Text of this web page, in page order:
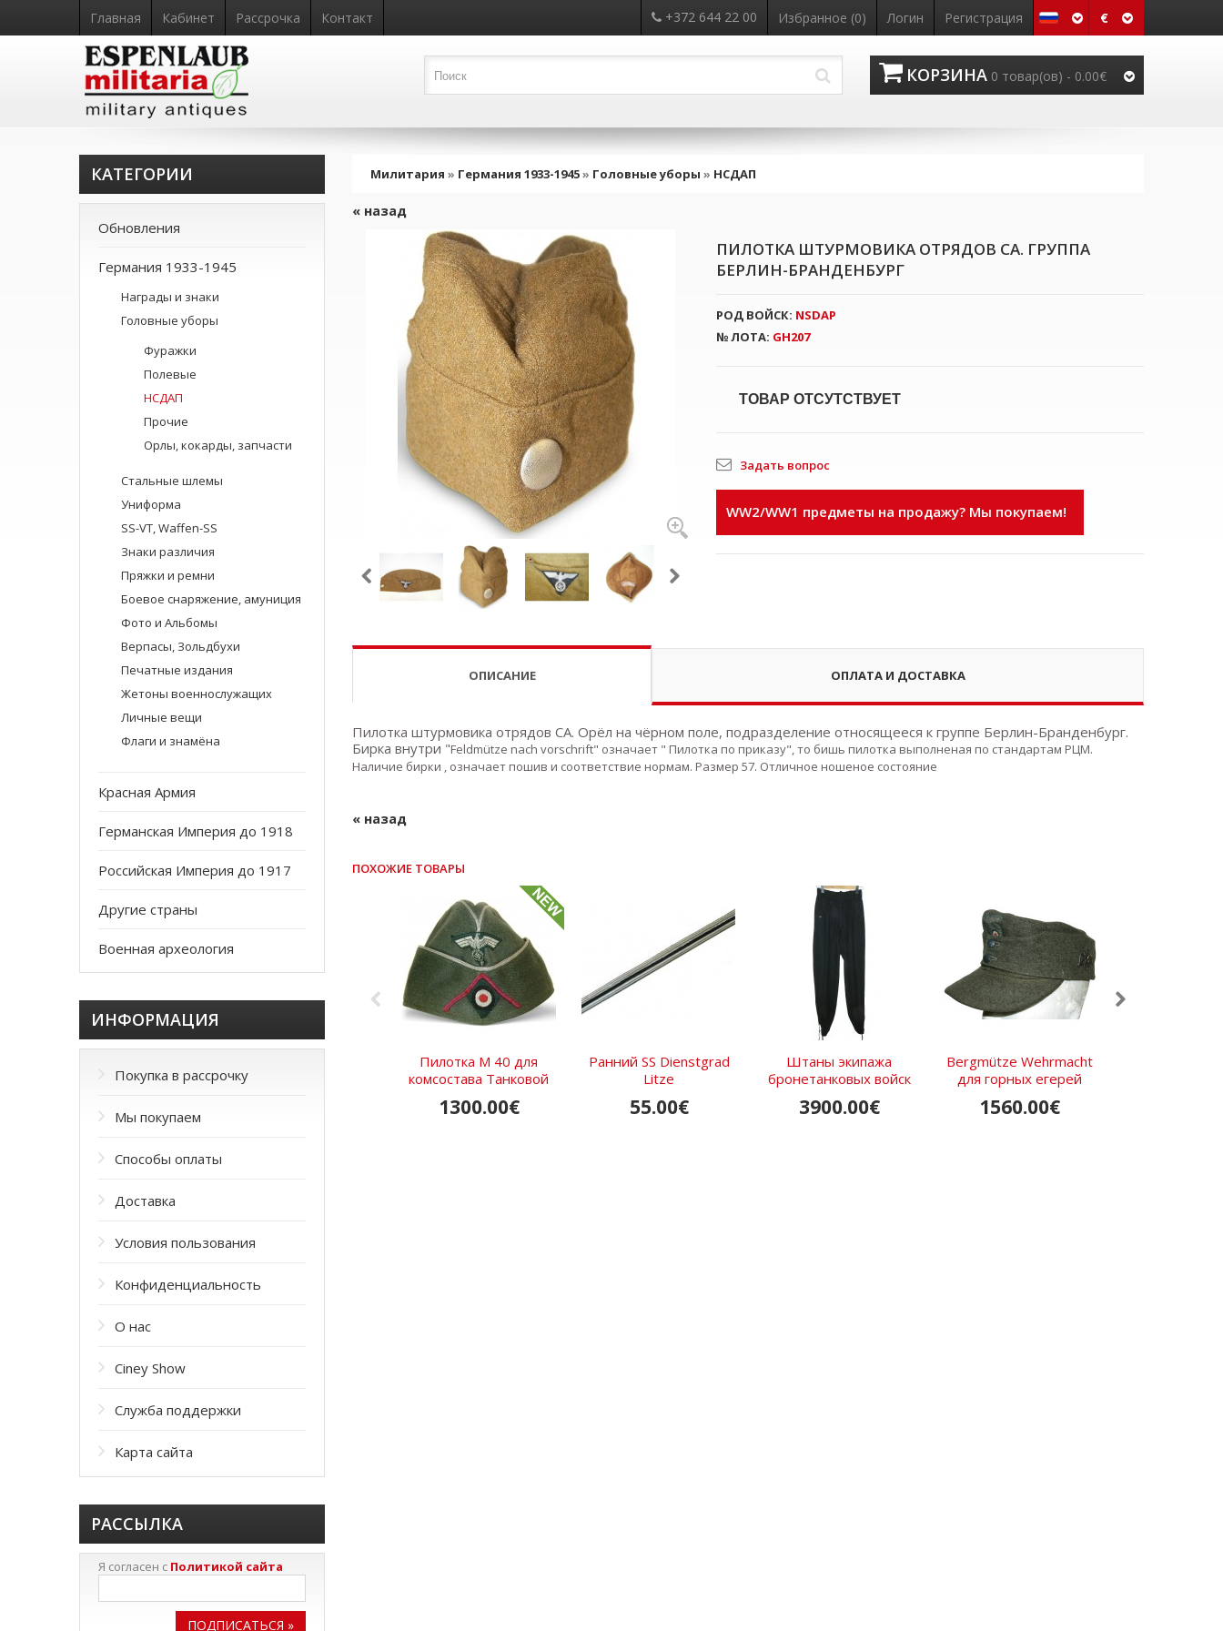
€
Главная Кабинет Рассрочка Контакт +372 644 22 00 Избранное (0) Логин Регистрация
КОРЗИНА 0 товар(ов) - 0.00€
Милитария » Германия 1933-1945» Головные уборы » НСДАП
« назад
ПИЛОТКА ШТУРМОВИКА ОТРЯДОВ СА. ГРУППА
БЕРЛИН-БРАНДЕНБУРГ
РОД ВОЙСК: NSDAP
№ ЛОТА: GH207
ТОВАР ОТСУТСТВУЕТ
Задать вопрос
WW2/WW1 предметы на продажу? Мы покупаем!
ОПИСАНИЕ ОПЛАТА И ДОСТАВКА
Пилотка штурмовика отрядов СА. Орёл на чёрном поле, подразделение относящееся к группе Берлин-Бранденбург.
Бирка внутри "Feldmütze nach vorschrift" означает " Пилотка по приказу", то бишь пилотка выполненая по стандартам РЦМ.
Наличие бирки , означает пошив и соответствие нормам. Размер 57. Отличное ношеное состояние
« назад
ПОХОЖИЕ ТОВАРЫ
Пилотка М 40 для
комсостава Танковой
Полиции Третьего...
1300.00€
Ранний SS Dienstgrad
Litze
55.00€
Штаны экипажа
бронетанковых войск
Waffen-SS-Überfallhose
3900.00€
Bergmütze Wehrmacht
для горных егерей
1560.00€
КАТЕГОРИИ
Обновления
Германия 1933-1945
Награды и знаки
Головные уборы
Фуражки
Полевые
НСДАП
Прочие
Орлы, кокарды, запчасти
Стальные шлемы
Униформа
SS-VT, Waffen-SS
Знаки различия
Пряжки и ремни
Боевое снаряжение, амуниция
Фото и Альбомы
Верпасы, Зольдбухи
Печатные издания
Жетоны военнослужащих
Личные вещи
Флаги и знамёна
Красная Армия
Германская Империя до 1918
Российская Империя до 1917
Другие страны
Военная археология
ИНФОРМАЦИЯ
Покупка в рассрочку
Мы покупаем
Способы оплаты
Доставка
Условия пользования
Конфиденциальность
О нас
Ciney Show
Служба поддержки
Карта сайта
РАССЫЛКА
Я согласен с Политикой сайта
ПОДПИСАТЬСЯ »